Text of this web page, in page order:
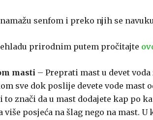
senfom i preko njih se
prirodnim putem pročitajte
masti – Preprati mast u devet
sve dok poslije devete vode mast
znači da u mast dodajete kap po
posjeća na šlag nego na mast.